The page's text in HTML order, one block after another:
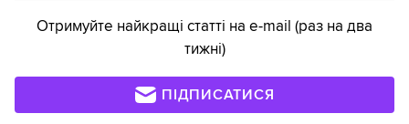
Отримуйте найкращі статті на e-mail (раз на два
тижні)
ПІДПИСАТИСЯ